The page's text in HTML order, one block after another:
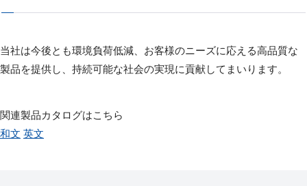
当社は今後とも環境負荷低減、お客様のニーズに応える高品質な
製品を提供し、持続可能な社会の実現に貢献してまいります。
関連製品カタログはこちら
和文 英文